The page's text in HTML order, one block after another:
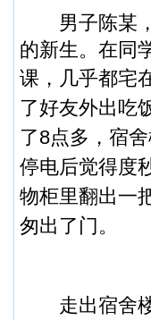
男子陈某，
的新生。在同
课，几乎都宅
了好友外出吃
了8点多，宿
停电后觉得度
物柜里翻出一
匆出了门。
走出宿舍楼